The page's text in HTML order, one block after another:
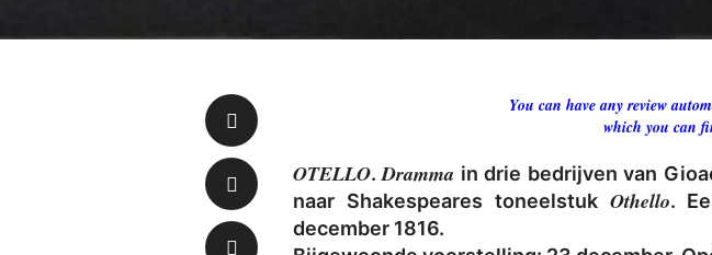
You can have any review
which you can
OTELLO.Dramma in drie bedrijven van
naar Shakespeares toneelstuk Othello.
december 1816.